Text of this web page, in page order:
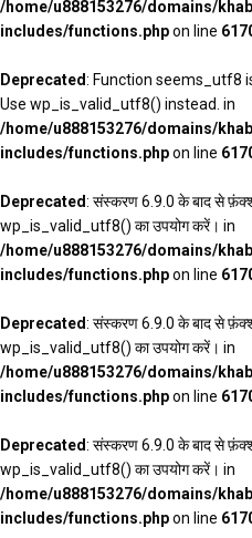
/home/u888153276/domains/
includes/functions.phpon line
Deprecated: Function seems_utf8
Use wp_is_valid_utf8() instead. in
/home/u888153276/domains/
includes/functions.phpon line
Deprecated: संस्करण 6.9.0 के बाद से
wp_is_valid_utf8() का उपयोग करें। in
/home/u888153276/domains/
includes/functions.phpon line
Deprecated: संस्करण 6.9.0 के बाद से
wp_is_valid_utf8() का उपयोग करें। in
/home/u888153276/domains/
includes/functions.phpon line
Deprecated: संस्करण 6.9.0 के बाद से
wp_is_valid_utf8() का उपयोग करें। in
/home/u888153276/domains/
includes/functions.phpon line